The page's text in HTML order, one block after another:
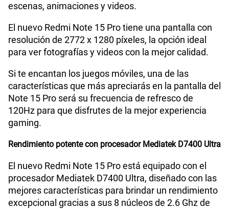
Lector de Huella
Dimensión 163.61 x 78.09 x 7.78 mm
VoLTE Si
VoWiFi
Compatibilidad con eSIM
escenas, animaciones y videos.
El nuevo Redmi Note 15 Pro tiene una pantalla con
resolución de 2772 x 1280 píxeles, la opción ideal
para ver fotografías y videos con la mejor calidad.
Si te encantan los juegos móviles, una de las
características que más apreciarás en la pantalla del
Note 15 Pro será su frecuencia de refresco de
120Hz para que disfrutes de la mejor experiencia
gaming.
Rendimiento potente con procesador Mediatek D7400 Ultra
El nuevo Redmi Note 15 Pro está equipado con el
procesador Mediatek D7400 Ultra, diseñado con las
mejores características para brindar un rendimiento
excepcional gracias a sus 8 núcleos de 2.6 Ghz de